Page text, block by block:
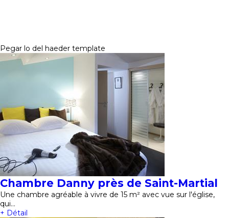
Pegar lo del haeder template
Chambre Danny près de Saint-Martial
Une chambre agréable à vivre de 15 m² avec vue sur l'église,
qui…
+ Détail